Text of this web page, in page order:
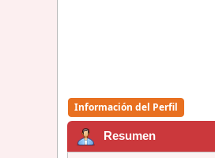
Información del Perfil
Resumen